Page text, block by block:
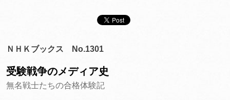
ＮＨＫブックス No.1301
受験戦争のメディア史
無名戦士たちの合格体験記